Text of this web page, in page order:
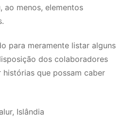
ao menos, elementos
para meramente listar alguns
dos colaboradores
histórias que possam caber
Islândia